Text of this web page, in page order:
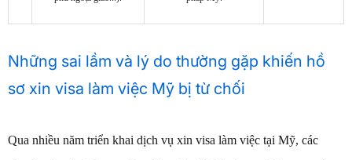
Những sai lầm và lý do thường gặp khiến hồ
sơ xin visa làm việc Mỹ bị từ chối
Qua nhiều năm triển khai dịch vụ xin visa làm việc tại Mỹ, các